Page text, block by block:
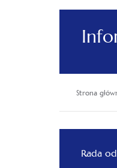
Strona
Rada